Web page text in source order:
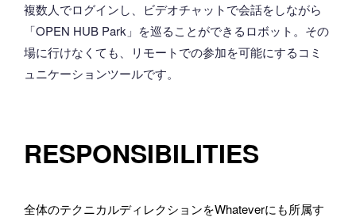
複数人でログインし、ビデオチャットで会話をしながら
「OPEN HUB Park」を巡ることができるロボット。その
場に行けなくても、リモートでの参加を可能にするコミ
ュニケーションツールです。
RESPONSIBILITIES
全体のテクニカルディレクションをWhateverにも所属す
お問い合わせ内容